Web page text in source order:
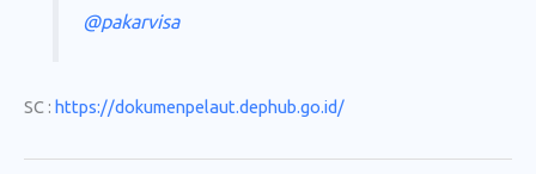
@pakarvisa
SC : https://dokumenpelaut.dephub.go.id/